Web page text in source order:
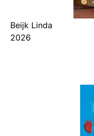
Beijk Linda
2026